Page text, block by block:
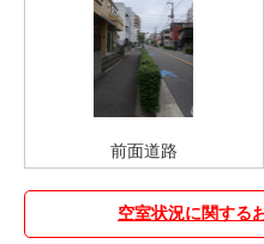
前面道路
空室状況に関する